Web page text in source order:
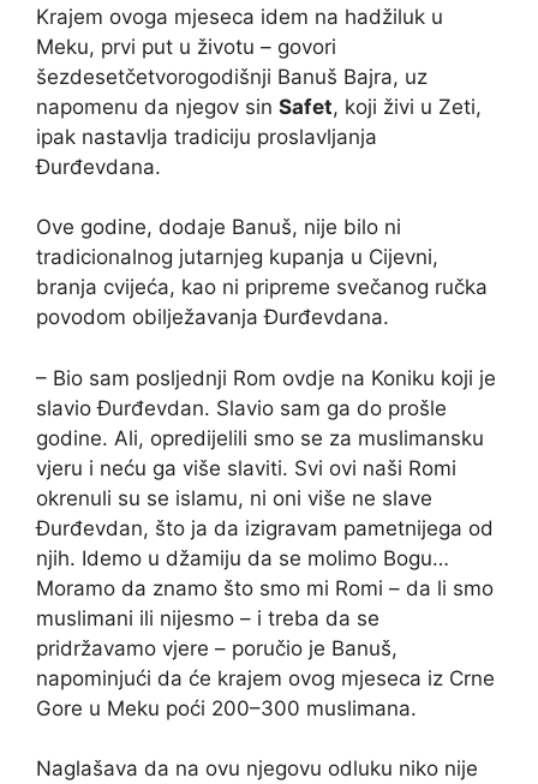
Krajem ovoga mjeseca idem na hadžiluk u
Meku, prvi put u životu – govori
šezdesetčetvorogodišnji Banuš Bajra, uz
napomenu da njegov sin Safet, koji živi u Zeti,
ipak nastavlja tradiciju proslavljanja
Đurđevdana.
Ove godine, dodaje Banuš, nije bilo ni
tradicionalnog jutarnjeg kupanja u Cijevni,
branja cvijeća, kao ni pripreme svečanog ručka
povodom obilježavanja Đurđevdana.
– Bio sam posljednji Rom ovdje na Koniku koji je
slavio Đurđevdan. Slavio sam ga do prošle
godine. Ali, opredijelili smo se za muslimansku
vjeru i neću ga više slaviti. Svi ovi naši Romi
okrenuli su se islamu, ni oni više ne slave
Đurđevdan, što ja da izigravam pametnijega od
njih. Idemo u džamiju da se molimo Bogu…
Moramo da znamo što smo mi Romi – da li smo
muslimani ili nijesmo – i treba da se
pridržavamo vjere – poručio je Banuš,
napominjući da će krajem ovog mjeseca iz Crne
Gore u Meku poći 200–300 muslimana.
Naglašava da na ovu njegovu odluku niko nije